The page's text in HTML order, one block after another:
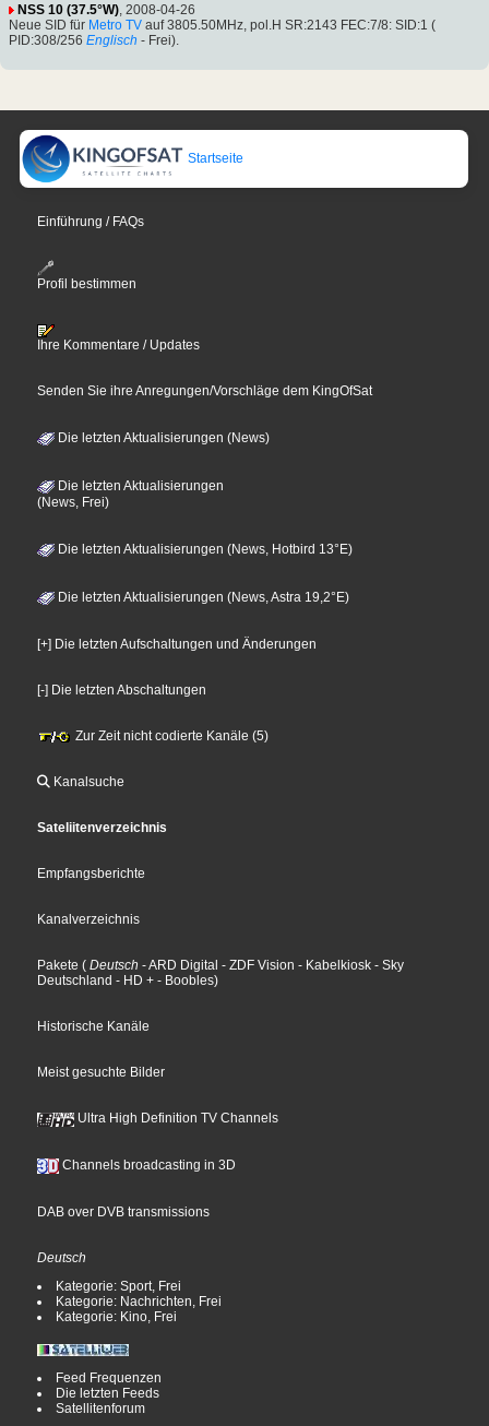
NSS 10 (37.5°W) , 2008-04-26
Neue SID für Metro TV auf 3805.50MHz, pol.H SR:2143 FEC:7/8: SID:1 (
PID:308/256 Englisch - Frei).
Startseite
Einführung / FAQs
Profil bestimmen
Ihre Kommentare / Updates
Senden Sie ihre Anregungen/Vorschläge dem KingOfSat
Die letzten Aktualisierungen (News)
Die letzten Aktualisierungen
(News, Frei)
Die letzten Aktualisierungen (News, Hotbird 13°E)
Die letzten Aktualisierungen (News, Astra 19,2°E)
[+] Die letzten Aufschaltungen und Änderungen
[-] Die letzten Abschaltungen
Zur Zeit nicht codierte Kanäle (5)
Kanalsuche
Sateliitenverzeichnis
Empfangsberichte
Kanalverzeichnis
Pakete ( Deutsch - ARD Digital - ZDF Vision - Kabelkiosk - Sky
Deutschland - HD + - Boobles)
Historische Kanäle
Meist gesuchte Bilder
Ultra High Definition TV Channels
Channels broadcasting in 3D
DAB over DVB transmissions
Deutsch
Kategorie: Sport, Frei
Kategorie: Nachrichten, Frei
Kategorie: Kino, Frei
Feed Frequenzen
Die letzten Feeds
Satellitenforum